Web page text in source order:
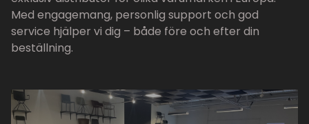
Med engagemang, personlig support och god
service hjälper vi dig – både före och efter din
beställning.